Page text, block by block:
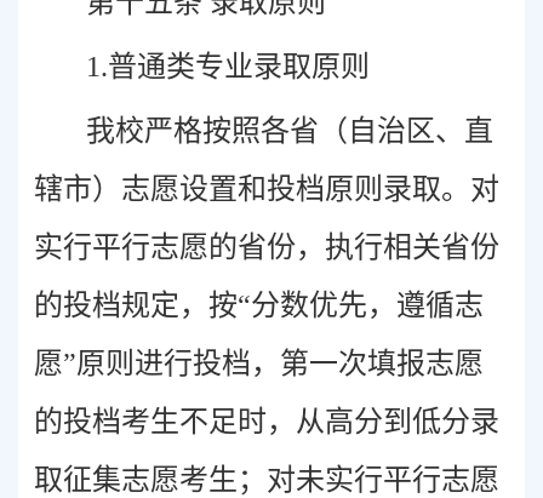
1.普通类专业录取原则
我校严格按照各省（自治区、直
辖市）志愿设置和投档原则录取。对
实行平行志愿的省份，执行相关省份
的投档规定，按“分数优先，遵循志
愿”原则进行投档，第一次填报志愿
的投档考生不足时，从高分到低分录
取征集志愿考生；对未实行平行志愿